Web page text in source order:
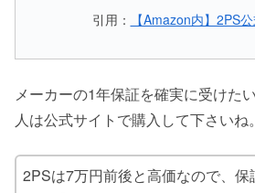
引用： 【Amazon内】2PS
メーカーの1年保証を確実に受けた
人は公式サイトで購入して下さいね。
2PSは7万円前後と高価なので、保